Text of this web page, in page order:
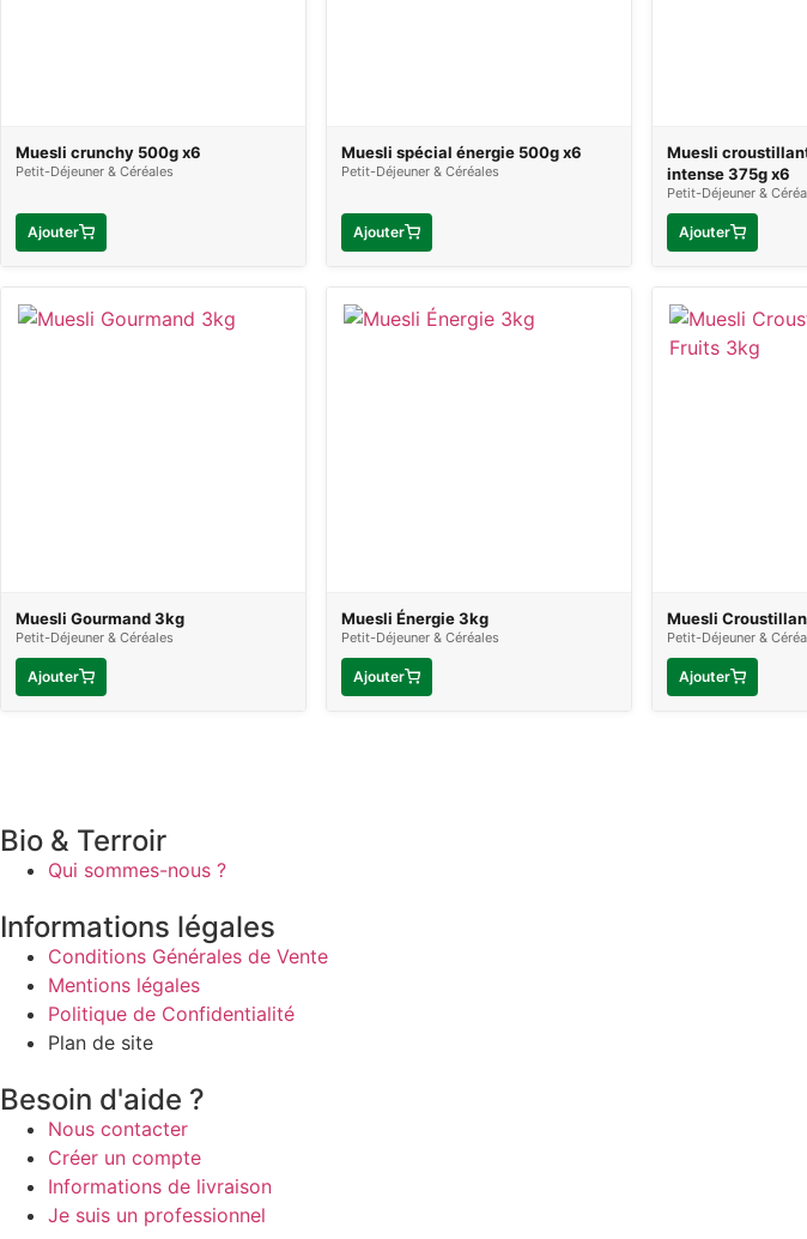
Muesli crunchy 500g x6
Petit-Déjeuner & Céréales
Ajouter
Muesli spécial énergie 500g x6
Petit-Déjeuner & Céréales
Ajouter
Muesli
intense 375g x6
Petit-Déjeuner &
Ajouter
Muesli Gourmand 3kg
Petit-Déjeuner & Céréales
Ajouter
Muesli Énergie 3kg
Petit-Déjeuner & Céréales
Ajouter
Muesli
Petit-Déjeuner &
Ajouter
Bio & Terroir
Qui sommes-nous ?
Informations légales
Conditions Générales de Vente
Mentions légales
Politique de Confidentialité
Plan de site
Besoin d'aide ?
Nous contacter
Créer un compte
Informations de livraison
Je suis un professionnel